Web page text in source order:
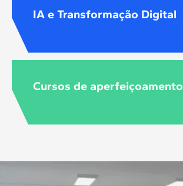
IA e Transformação Digital
Cursos de aperfeiçoamento